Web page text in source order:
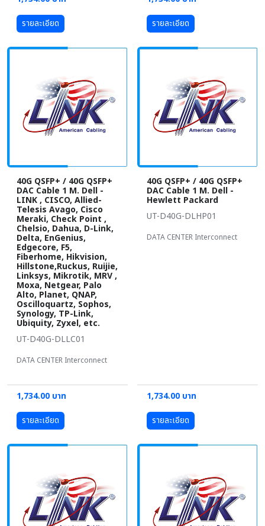
รายละเอียด
รายละเอียด
40G QSFP+ / 40G QSFP+
DAC Cable 1 M. Dell -
LINK , CISCO, Allied-
Telesis Avago, Cisco
Meraki, Check Point ,
Chelsio, Dahua, D-Link,
Delta, EnGenius,
Edgecore, F5,
Fiberhome, Hikvision,
Hillstone,Ruckus, Ruijie,
Linksys, Mikrotik, MRV ,
Moxa, Netgear, Palo
Alto, Planet, QNAP,
Oscilloquartz, Sophos,
Synology, TP-Link,
Ubiquity, Zyxel, etc.
UT-D40G-DLLC01
DATA CENTER Interconnect
1,734.00 บาท
รายละเอียด
40G QSFP+ / 40G QSFP+
DAC Cable 1 M. Dell -
Hewlett Packard
UT-D40G-DLHP01
DATA CENTER Interconnect
1,734.00 บาท
รายละเอียด